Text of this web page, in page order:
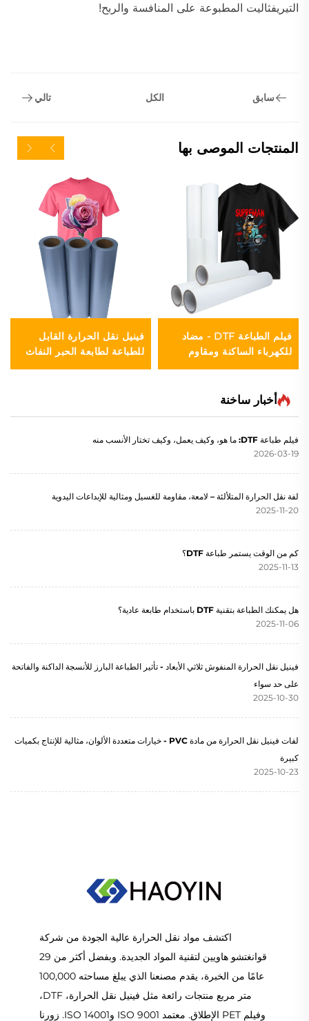
التيريفثاليت المطبوعة على المنافسة والربح!
سابق الكل تالي
المنتجات الموصى بها
فيلم الطباعة DTF - مضاد
للكهرباء الساكنة ومقاوم
للرطوبة
فينيل نقل الحرارة القابل
للطباعة لطابعة الحبر النفاث
أخبار ساخنة
فيلم طباعة DTF: ما هو، وكيف يعمل، وكيف تختار الأنسب منه
2026-03-19
لفة نقل الحرارة المتلألئة – لامعة، مقاومة للغسيل ومثالية للإبداعات اليدوية
2025-11-20
كم من الوقت يستمر طباعة DTF؟
2025-11-13
هل يمكنك الطباعة بتقنية DTF باستخدام طابعة عادية؟
2025-11-06
فينيل نقل الحرارة المنفوش ثلاثي الأبعاد - تأثير الطباعة البارز للأنسجة الداكنة والفاتحة
على حد سواء
2025-10-30
لفات فينيل نقل الحرارة من مادة PVC - خيارات متعددة الألوان، مثالية للإنتاج بكميات
كبيرة
2025-10-23
اكتشف مواد نقل الحرارة عالية الجودة من شركة
قوانغتشو هاويين لتقنية المواد الجديدة. وبفضل أكثر من 29
عامًا من الخبرة، يقدم مصنعنا الذي يبلغ مساحته 100,000
متر مربع منتجات رائعة مثل فينيل نقل الحرارة، DTF،
وفيلم PET الإطلاق. معتمد ISO 9001 وISO 14001. زورنا